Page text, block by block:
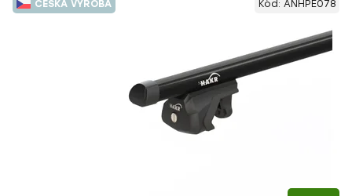
ČESKÁ VÝROBA Kód: ANHPE078